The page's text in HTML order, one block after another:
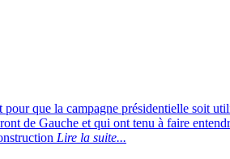
que la campagne présidentielle soit
de Gauche et qui ont tenu à faire
Lire la suite...